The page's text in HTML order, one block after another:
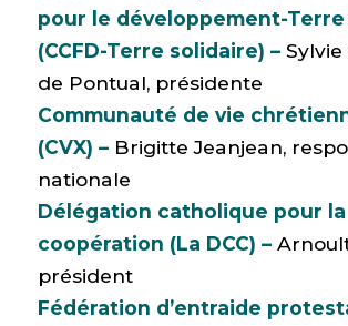
pour le développement-
(CCFD-Terre solidaire) –
de Pontual, présidente
Communauté de vie
(CVX) – Brigitte Jeanjean,
nationale
Délégation catholique pour la
coopération (La DCC) –
président
Fédération d’entraide